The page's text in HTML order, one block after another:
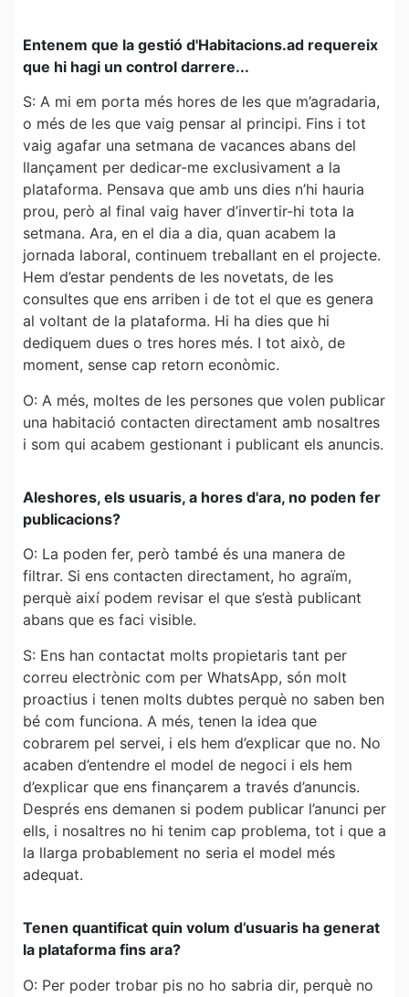
Entenem que la gestió d'Habitacions.ad requereix
que hi hagi un control darrere...
S: A mi em porta més hores de les que m’agradaria,
o més de les que vaig pensar al principi. Fins i tot
vaig agafar una setmana de vacances abans del
llançament per dedicar-me exclusivament a la
plataforma. Pensava que amb uns dies n’hi hauria
prou, però al final vaig haver d’invertir-hi tota la
setmana. Ara, en el dia a dia, quan acabem la
jornada laboral, continuem treballant en el projecte.
Hem d’estar pendents de les novetats, de les
consultes que ens arriben i de tot el que es genera
al voltant de la plataforma. Hi ha dies que hi
dediquem dues o tres hores més. I tot això, de
moment, sense cap retorn econòmic.
O: A més, moltes de les persones que volen publicar
una habitació contacten directament amb nosaltres
i som qui acabem gestionant i publicant els anuncis.
Aleshores, els usuaris, a hores d'ara, no poden fer
publicacions?
O: La poden fer, però també és una manera de
filtrar. Si ens contacten directament, ho agraïm,
perquè així podem revisar el que s’està publicant
abans que es faci visible.
S: Ens han contactat molts propietaris tant per
correu electrònic com per WhatsApp, són molt
proactius i tenen molts dubtes perquè no saben ben
bé com funciona. A més, tenen la idea que
cobrarem pel servei, i els hem d’explicar que no. No
acaben d’entendre el model de negoci i els hem
d’explicar que ens finançarem a través d’anuncis.
Després ens demanen si podem publicar l’anunci per
ells, i nosaltres no hi tenim cap problema, tot i que a
la llarga probablement no seria el model més
adequat.
Tenen quantificat quin volum d’usuaris ha generat
la plataforma fins ara?
O: Per poder trobar pis no ho sabria dir, perquè no